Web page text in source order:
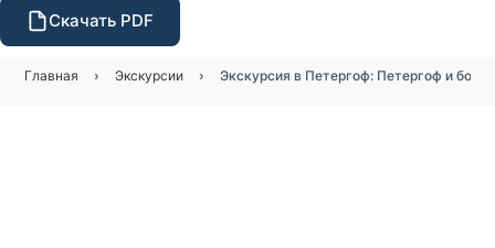
Скачать PDF
Главная Экскурсии Экскурсия в Петергоф: Петергоф и